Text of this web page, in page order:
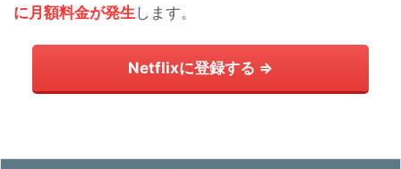
に月額料金が発生 します。
Netflixに登録する ⇒